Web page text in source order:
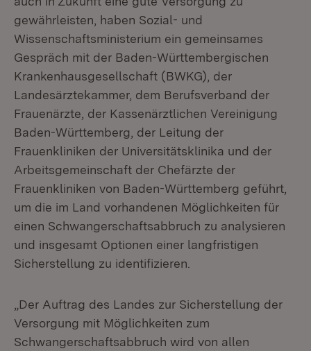
gewährleisten, haben Sozial- und
Wissenschaftsministerium ein gemeinsames
Gespräch mit der Baden-Württembergischen
Krankenhausgesellschaft (BWKG), der
Landesärztekammer, dem Berufsverband der
Frauenärzte, der Kassenärztlichen Vereinigung
Baden-Württemberg, der Leitung der
Frauenkliniken der Universitätsklinika und der
Arbeitsgemeinschaft der Chefärzte der
Frauenkliniken von Baden-Württemberg geführt,
um die im Land vorhandenen Möglichkeiten für
einen Schwangerschaftsabbruch zu analysieren
und insgesamt Optionen einer langfristigen
Sicherstellung zu identifizieren.
„Der Auftrag des Landes zur Sicherstellung der
Versorgung mit Möglichkeiten zum
Schwangerschaftsabbruch wird von allen